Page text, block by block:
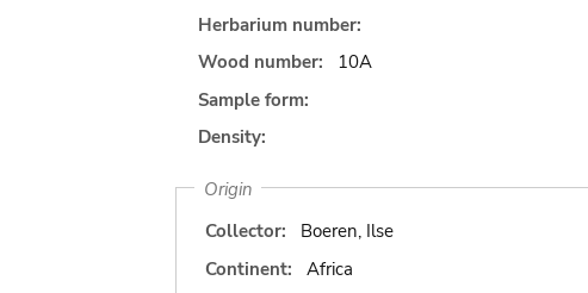
Herbarium number:
Wood number:
10A
Sample form:
Density:
Origin
Collector:
Boeren, Ilse
Continent:
Africa